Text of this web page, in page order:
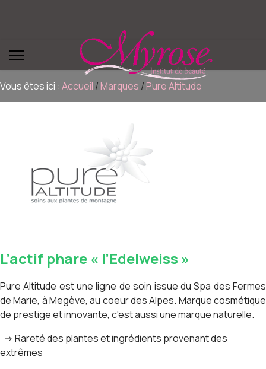
Vous êtes ici : Accueil /Marques /Pure Altitude
L’actif phare « l’Edelweiss »
Pure Altitude est une ligne de soin issue du Spa des Fermes
de Marie, à Megève, au coeur des Alpes. Marque cosmétique
de prestige et innovante, c'est aussi une marque naturelle.
-> Rareté des plantes et ingrédients provenant des
extrêmes